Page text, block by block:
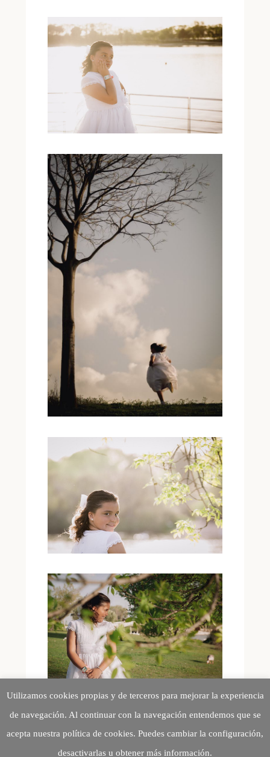
Utilizamos cookies propias y de terceros para mejorar la experiencia
de navegación. Al continuar con la navegación entendemos que se
acepta nuestra política de cookies. Puedes cambiar la configuración,
desactivarlas u obtener más información.